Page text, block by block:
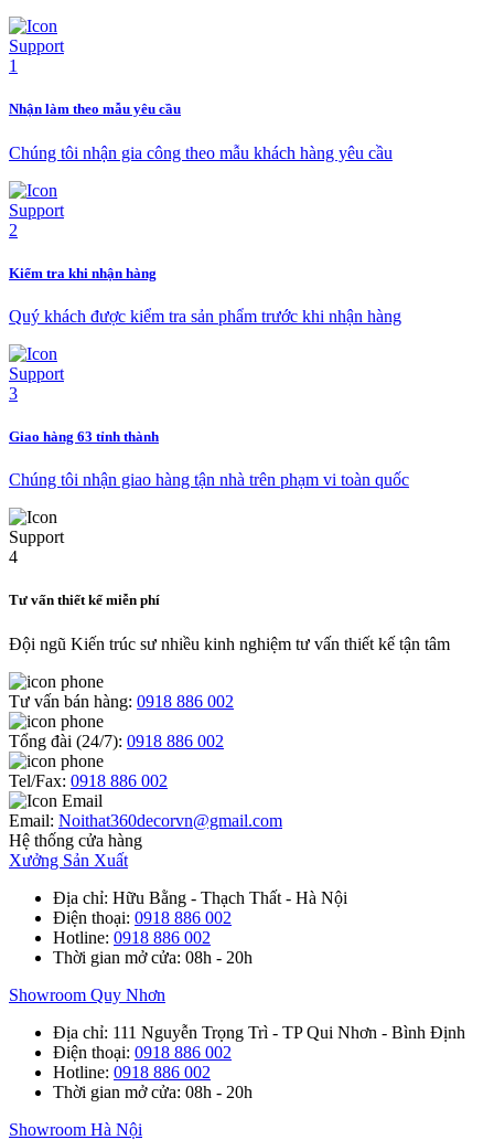
Nhận làm theo mẫu yêu cầu
Chúng tôi nhận gia công theo mẫu khách hàng yêu cầu
Kiểm tra khi nhận hàng
Quý khách được kiểm tra sản phẩm trước khi nhận hàng
Giao hàng 63 tỉnh thành
Chúng tôi nhận giao hàng tận nhà trên phạm vi toàn quốc
Tư vấn thiết kế miễn phí
Đội ngũ Kiến trúc sư nhiều kinh nghiệm tư vấn thiết kế tận tâm
Tư vấn bán hàng: 0918 886 002
Tổng đài (24/7): 0918 886 002
Tel/Fax: 0918 886 002
Email: Noithat360decorvn@gmail.com
Hệ thống cửa hàng
Xưởng Sản Xuất
Địa chỉ: Hữu Bằng - Thạch Thất - Hà Nội
Điện thoại: 0918 886 002
Hotline: 0918 886 002
Thời gian mở cửa: 08h - 20h
Showroom Quy Nhơn
Địa chỉ: 111 Nguyễn Trọng Trì - TP Qui Nhơn - Bình Định
Điện thoại: 0918 886 002
Hotline: 0918 886 002
Thời gian mở cửa: 08h - 20h
Showroom Hà Nội